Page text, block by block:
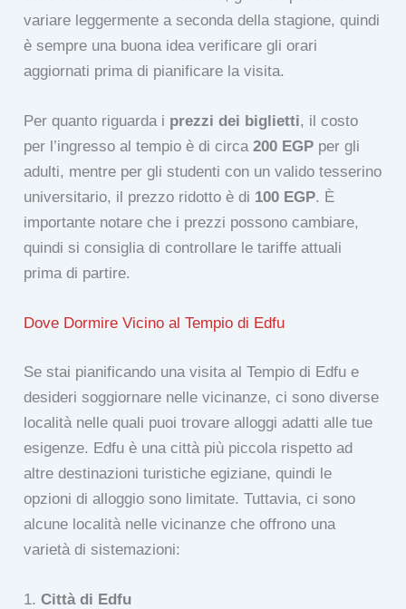
variare leggermente a seconda della stagione, quindi
è sempre una buona idea verificare gli orari
aggiornati prima di pianificare la visita.
Per quanto riguarda i prezzi dei biglietti, il costo
per l’ingresso al tempio è di circa200 EGP per gli
adulti, mentre per gli studenti con un valido tesserino
universitario, il prezzo ridotto è di 100 EGP. È
importante notare che i prezzi possono cambiare,
quindi si consiglia di controllare le tariffe attuali
prima di partire.
Dove Dormire Vicino al Tempio di Edfu
Se stai pianificando una visita al Tempio di Edfu e
desideri soggiornare nelle vicinanze, ci sono diverse
località nelle quali puoi trovare alloggi adatti alle tue
esigenze. Edfu è una città più piccola rispetto ad
altre destinazioni turistiche egiziane, quindi le
opzioni di alloggio sono limitate. Tuttavia, ci sono
alcune località nelle vicinanze che offrono una
varietà di sistemazioni:
1.Città di Edfu